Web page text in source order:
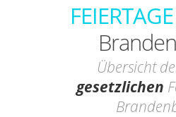
Übersicht
gesetzlichen